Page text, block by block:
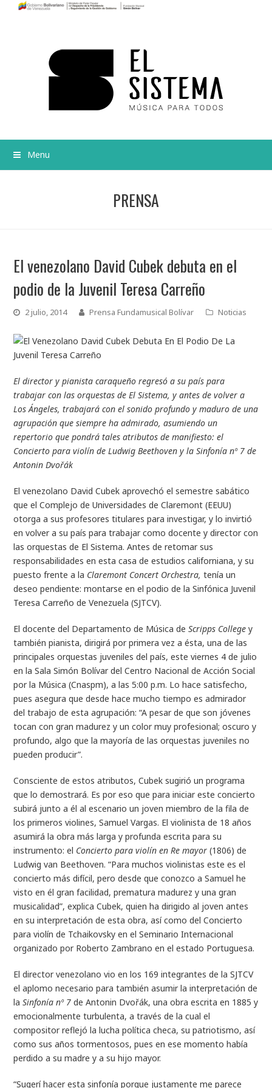
Menu
PRENSA
El venezolano David Cubek debuta en el
podio de la Juvenil Teresa Carreño
2 julio, 2014 Prensa Fundamusical Bolívar Noticias
El director y pianista caraqueño regresó a su país para
trabajar con las orquestas de El Sistema, y antes de volver a
Los Ángeles, trabajará con el sonido profundo y maduro de una
agrupación que siempre ha admirado, asumiendo un
repertorio que pondrá tales atributos de manifiesto: el
Concierto para violín de Ludwig Beethoven y la Sinfonía nº 7 de
Antonin Dvořák
El venezolano David Cubek aprovechó el semestre sabático
que el Complejo de Universidades de Claremont (EEUU)
otorga a sus profesores titulares para investigar, y lo invirtió
en volver a su país para trabajar como docente y director con
las orquestas de El Sistema. Antes de retomar sus
responsabilidades en esta casa de estudios californiana, y su
puesto frente a la Claremont Concert Orchestra,tenía un
deseo pendiente: montarse en el podio de la Sinfónica Juvenil
Teresa Carreño de Venezuela (SJTCV).
El docente del Departamento de Música deScripps College y
también pianista, dirigirá por primera vez a ésta, una de las
principales orquestas juveniles del país, este viernes 4 de julio
en la Sala Simón Bolívar del Centro Nacional de Acción Social
por la Música (Cnaspm), a las 5:00 p.m. Lo hace satisfecho,
pues asegura que desde hace mucho tiempo es admirador
del trabajo de esta agrupación: “A pesar de que son jóvenes
tocan con gran madurez y un color muy profesional; oscuro y
profundo, algo que la mayoría de las orquestas juveniles no
pueden producir”.
Consciente de estos atributos, Cubek sugirió un programa
que lo demostrará. Es por eso que para iniciar este concierto
subirá junto a él al escenario un joven miembro de la fila de
los primeros violines, Samuel Vargas. El violinista de 18 años
asumirá la obra más larga y profunda escrita para su
instrumento: el Concierto para violín en Re mayor (1806) de
Ludwig van Beethoven. “Para muchos violinistas este es el
concierto más difícil, pero desde que conozco a Samuel he
visto en él gran facilidad, prematura madurez y una gran
musicalidad”, explica Cubek, quien ha dirigido al joven antes
en su interpretación de esta obra, así como del Concierto
para violín de Tchaikovsky en el Seminario Internacional
organizado por Roberto Zambrano en el estado Portuguesa.
El director venezolano vio en los 169 integrantes de la SJTCV
el aplomo necesario para también asumir la interpretación de
laSinfonía nº 7 de Antonin Dvořák, una obra escrita en 1885 y
emocionalmente turbulenta, a través de la cual el
compositor reflejó la lucha política checa, su patriotismo, así
como sus años tormentosos, pues en ese momento había
perdido a su madre y a su hijo mayor.
“Sugerí hacer esta sinfonía porque justamente me parece